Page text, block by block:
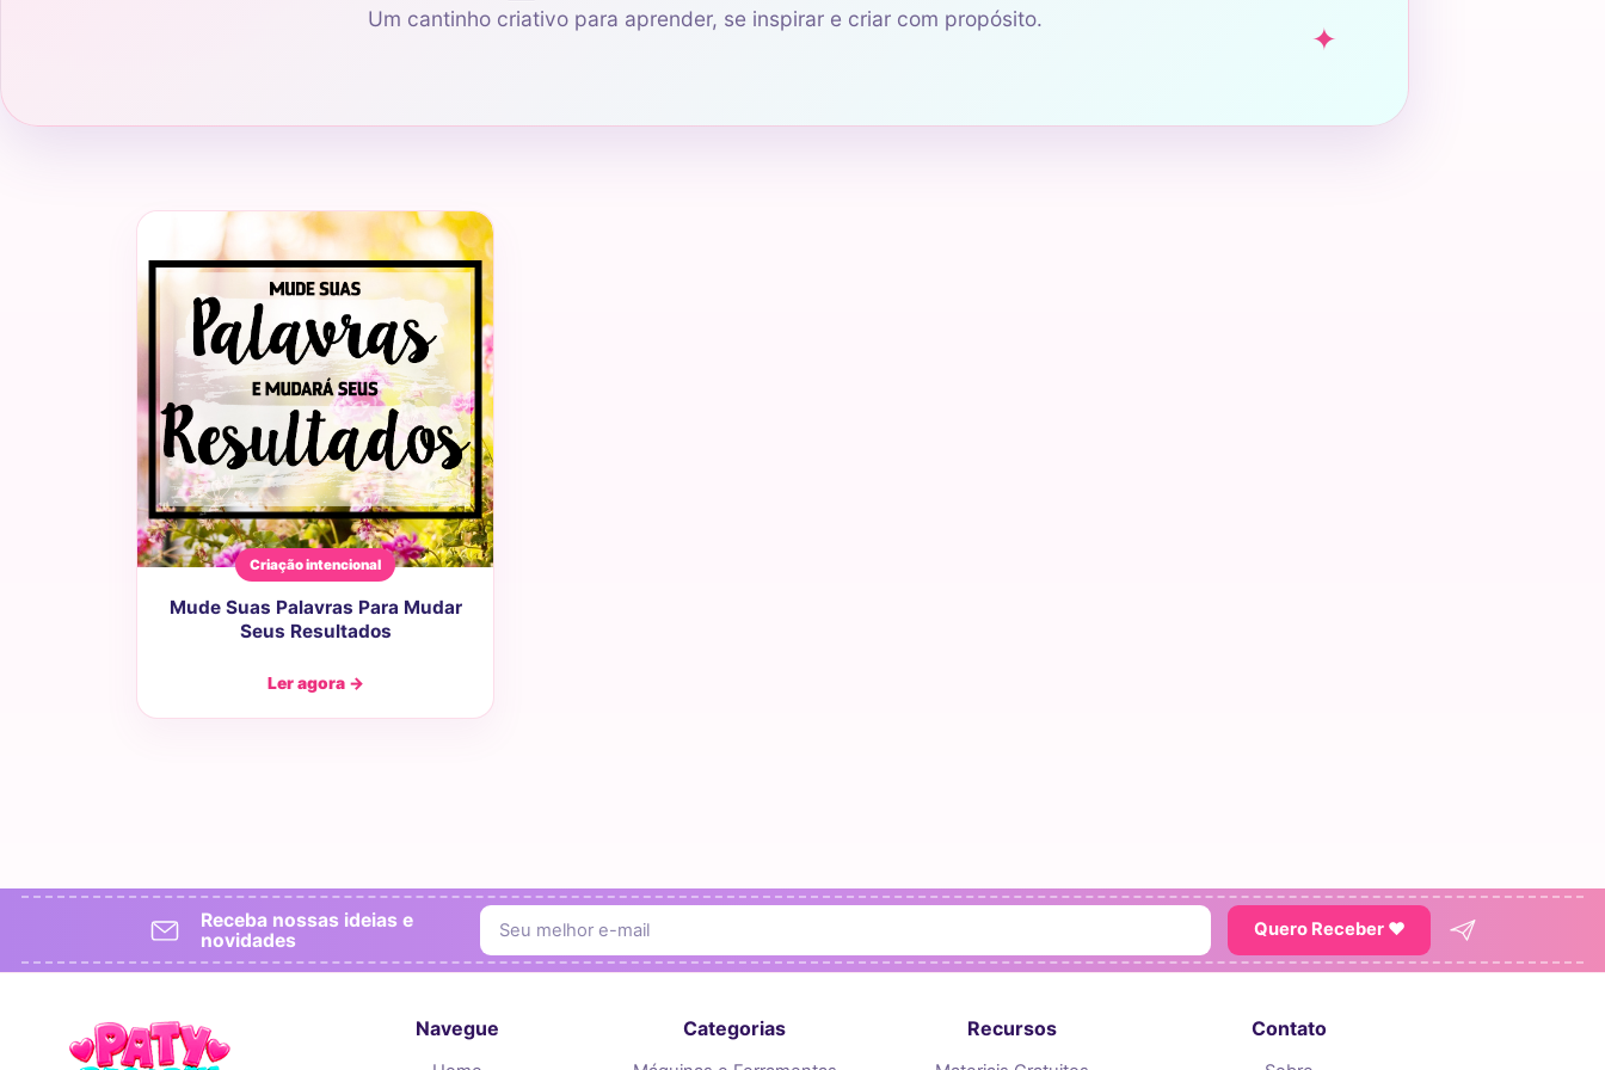
Um cantinho criativo para aprender, se inspirar e criar com propósito.
Criação intencional
Mude Suas Palavras Para Mudar
Seus Resultados
Ler agora →
Receba nossas ideias e
novidades
Quero Receber ♥
Navegue Categorias Recursos Contato